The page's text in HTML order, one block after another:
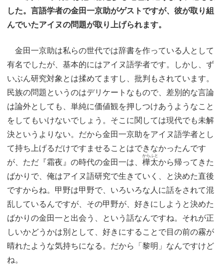
した。言語学者の金田一京助がゲストですが、彼が取り組
んでいたアイヌの問題が取り上げられます。
金田一京助は私らの世代では辞書を作っている人として
有名でしたが、基本的にはアイヌ語学者です。しかし、ず
いぶん研究対象とは揉めてますし、批判もされています。
民族の問題というのはデリケートなもので、差別的な言論
は論外としても、単純に価値観を押しつけあうようなこと
をしてもいけないでしょう。そこに関しては現代でも未解
決というよりない。だから金田一京助をアイヌ語学者とし
て持ち上げるだけですませることはできなかったんです
が、ただ『霜夜』の時代の金田一は、 樺太
からふと
から帰ってきた
ばかりで、俺はアイヌ語研究で生きていく、と決めた直後
ですからね。甲野は甲野で、いろいろな人に話をされて混
乱しているんですが、その甲野が、好きにしようと決めた
ばかりの金田一と出会う、という話なんですね。それが正
しいかどうかは別として、好きにすることで目の前の霧が
晴れたような気持ちになる。だから「黎明」なんですけど
ね。